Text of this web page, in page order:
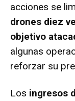
acciones se
drones diez
objetivo
algunas
reforzar su
Los ingresos